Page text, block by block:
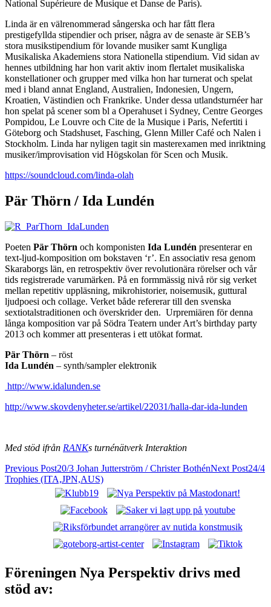
National Supérieure de Musique et Danse de Paris).
Linda är en välrenommerad sångerska och har fått flera
prestigefyllda stipendier och priser, några av de senaste är SEB’s
stora musikstipendium för lovande musiker samt Kungliga
Musikaliska Akademiens stora Nationella stipendium. Vid sidan av
hennes utbildning har hon varit aktiv inom flertalet musikaliska
konstellationer och grupper med vilka hon har turnerat och spelat
med i bland annat England, Australien, Indonesien, Ungern,
Kroatien, Västindien och Frankrike. Under dessa utlandsturnéer har
hon spelat på scener som bl a Operahuset i Sydney, Centre Georges
Pompidou, Le Louvre och Cite de la Musique i Paris, Nefertiti i
Göteborg och Stadshuset, Fasching, Glenn Miller Café och Nalen i
Stockholm. Linda har nyligen tagit sin masterexamen med inriktning
musiker/improvisation vid Högskolan för Scen och Musik.
https://soundcloud.com/linda-olah
Pär Thörn / Ida Lundén
Poeten Pär Thörn och komponisten Ida Lundén presenterar en
text-ljud-komposition om bokstaven ‘r’. En associativ resa genom
Skaraborgs län, en retrospektiv över revolutionära rörelser och vår
tids registrerade varumärken. På en formmässig nivå rör sig verket
mellan repetitiv uppläsning, mikrohistorier, noisemusik, guttural
ljudpoesi och collage. Verket både refererar till den svenska
sextiotalstraditionen och överskrider den. Urpremiären för denna
långa komposition var på Södra Teatern under Art’s birthday party
2013 och kommer att presenteras i ett utökat format.
Pär Thörn – röst
Ida Lundén – synth/sampler elektronik
http://www.idalunden.se
http://www.skovdenyheter.se/artikel/22031/halla-dar-ida-lunden
Med stöd ifrån RANKs turnénätverk Interaktion
Post
navigation
Previous Post20/3 Johan Jutterström / Christer BothénNext Post24/4
Trophies (ITA,JPN,AUS)
Nya Perspektiv: Västerås alternativa
musikscen!
Föreningen Nya Perspektiv drivs med
stöd av: